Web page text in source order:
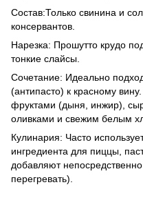
Состав:Только свинина и
консервантов.
Нарезка: Прошутто крудо
тонкие слайсы.
Сочетание: Идеально
(антипасто) к красному
фруктами (дыня, инжир),
оливками и свежим белым
Кулинария: Часто
ингредиента для пиццы,
добавляют
перегревать).